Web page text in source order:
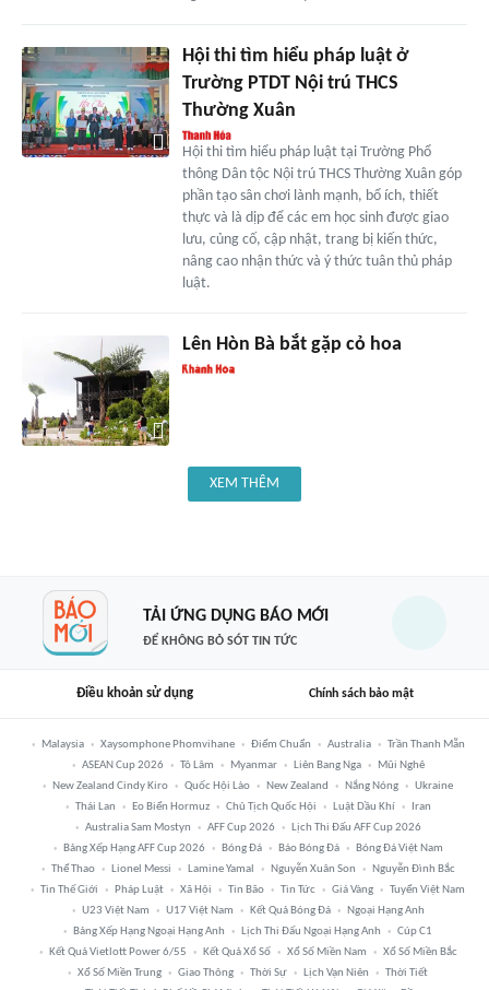
Hội thi tìm hiểu pháp luật ở
Trường PTDT Nội trú THCS
Thường Xuân
Hội thi tìm hiểu pháp luật tại Trường Phổ
thông Dân tộc Nội trú THCS Thường Xuân góp
phần tạo sân chơi lành mạnh, bổ ích, thiết
thực và là dịp để các em học sinh được giao
lưu, củng cố, cập nhật, trang bị kiến thức,
nâng cao nhận thức và ý thức tuân thủ pháp
luật.
Lên Hòn Bà bắt gặp cỏ hoa
XEM THÊM
TẢI ỨNG DỤNG BÁO MỚI
ĐỂ KHÔNG BỎ SÓT TIN TỨC
Điều khoản sử dụng Chính sách bảo mật
Malaysia Xaysomphone Phomvihane Điểm Chuẩn Australia
Trần Thanh Mẫn
ASEAN Cup 2026
Tô Lâm Myanmar Liên Bang Nga
Mũi Nghê
New Zealand Cindy Kiro
Quốc Hội Lào New Zealand Nắng Nóng
Ukraine
Thái Lan
Eo Biển Hormuz Chủ Tịch Quốc Hội Luật Dầu Khí
Iran
Australia Sam Mostyn
AFF Cup 2026
Lịch Thi Đấu AFF Cup 2026
Bảng Xếp Hạng AFF Cup 2026
Bóng Đá Báo Bóng Đá
Bóng Đá Việt Nam
Thể Thao
Lionel Messi Lamine Yamal Nguyễn Xuân Son
Nguyễn Đình Bắc
Tin Thế Giới
Pháp Luật Xã Hội Tin Bão Tin Tức Giá Vàng
Tuyển Việt Nam
U23 Việt Nam
U17 Việt Nam Kết Quả Bóng Đá
Ngoại Hạng Anh
Bảng Xếp Hạng Ngoại Hạng Anh
Lịch Thi Đấu Ngoại Hạng Anh
Cúp C1
Kết Quả Vietlott Power 6/55
Kết Quả Xổ Số Xổ Số Miền Nam
Xổ Số Miền Bắc
Xổ Số Miền Trung
Giao Thông Thời Sự Lịch Vạn Niên
Thời Tiết